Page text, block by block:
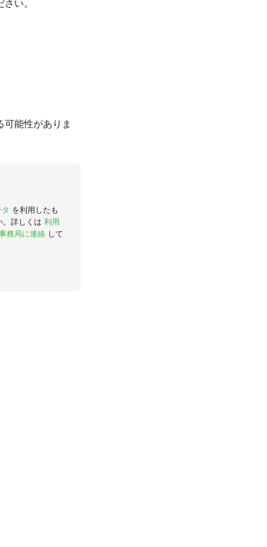
い。
能性がありま
を利用したも
。詳しくは 利用
務局に連絡 して